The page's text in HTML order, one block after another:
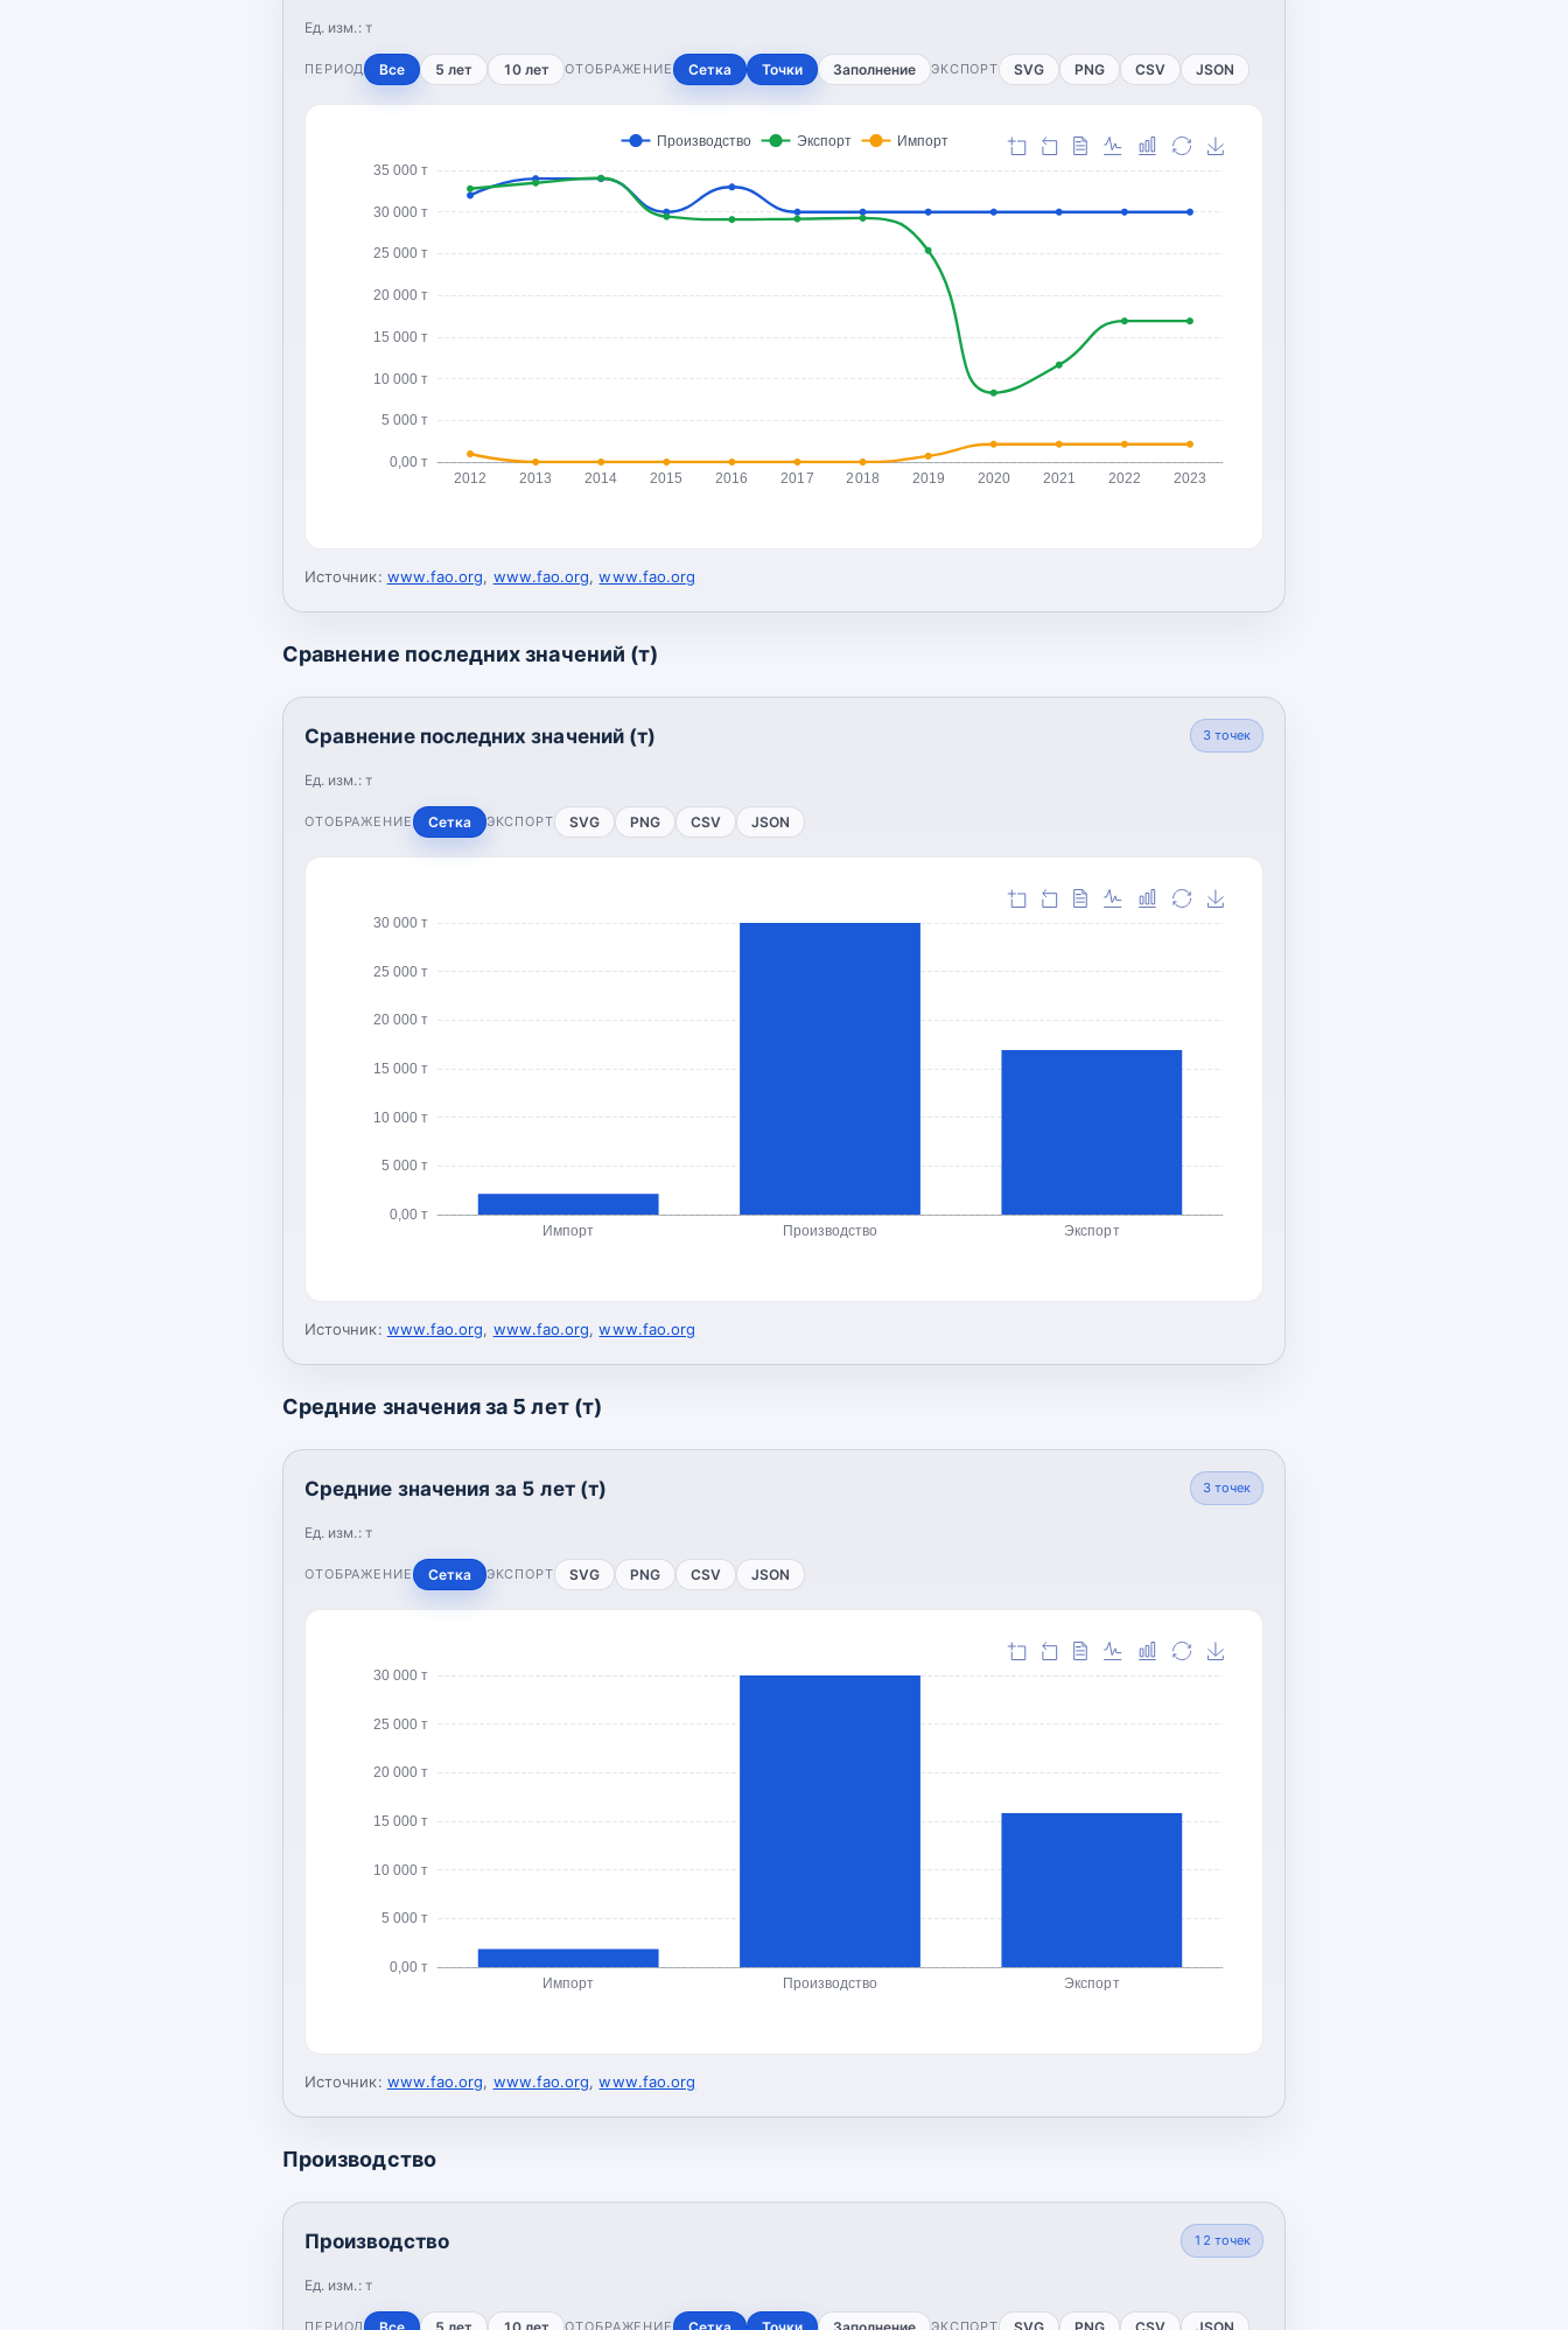
Ед. изм.: т
ПЕРИОД Все 5 лет 10 лет ОТОБРАЖЕНИЕ Сетка Точки Заполнение ЭКСПОРТ SVG PNG CSV JSON
0,00 т
5 000 т
10 000 т
15 000 т
20 000 т
25 000 т
30 000 т
35 000 т
2012 2013 2014 2015 2016 2017 2018 2019 2020 2021 2022 2023
Производство Экспорт Импорт
Источник: www.fao.org, www.fao.org,www.fao.org
Сравнение последних значений (т)
Сравнение последних значений (т)
Ед. изм.: т
3точек
ОТОБРАЖЕНИЕ Сетка ЭКСПОРТ SVG PNG CSV JSON
0,00 т
5 000 т
10 000 т
15 000 т
20 000 т
25 000 т
30 000 т
Импорт Производство Экспорт
Источник: www.fao.org, www.fao.org,www.fao.org
Средние значения за 5 лет (т)
Средние значения за 5 лет (т)
Ед. изм.: т
3точек
ОТОБРАЖЕНИЕ Сетка ЭКСПОРТ SVG PNG CSV JSON
0,00 т
5 000 т
10 000 т
15 000 т
20 000 т
25 000 т
30 000 т
Импорт Производство Экспорт
Источник: www.fao.org, www.fao.org,www.fao.org
Производство
Производство
Ед. изм.: т
12 точек
ПЕРИОД Все 5 лет 10 лет ОТОБРАЖЕНИЕ Сетка Точки Заполнение ЭКСПОРТ SVG PNG CSV JSON